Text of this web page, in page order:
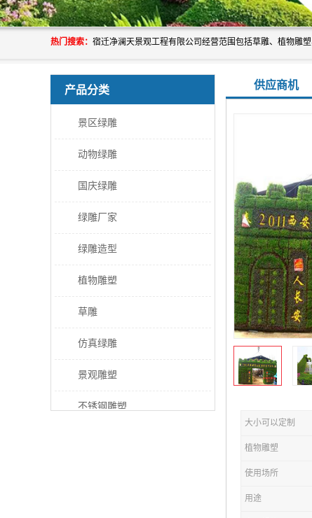
热门搜索：
产品分类
景区绿雕
动物绿雕
国庆绿雕
绿雕厂家
绿雕造型
植物雕塑
草雕
仿真绿雕
景观雕塑
不锈钢雕塑
供应商机
大小可以定制
植物雕塑
使用场所
用途